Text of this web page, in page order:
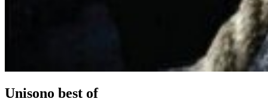
Unisono best of